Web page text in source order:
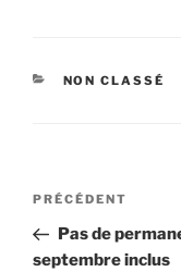
CATÉGORIES
NON CLASSÉ
Navigation
l’article
Article
précédent
PRÉCÉDENT
Pas de
septembre inclus